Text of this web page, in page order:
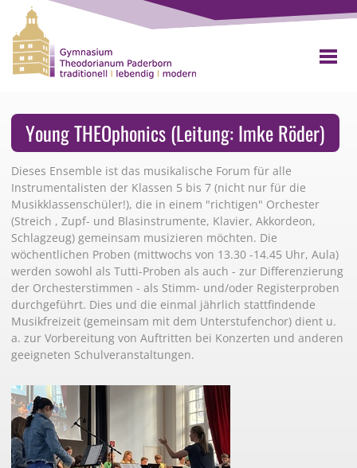
Young THEOphonics (Leitung: Imke Röder)
Dieses Ensemble ist das musikalische Forum für alle
Instrumentalisten der Klassen 5 bis 7 (nicht nur für die
Musikklassenschüler!), die in einem "richtigen" Orchester
(Streich , Zupf- und Blasinstrumente, Klavier, Akkordeon,
Schlagzeug) gemeinsam musizieren möchten. Die
wöchentlichen Proben (mittwochs von 13.30 -14.45 Uhr, Aula)
werden sowohl als Tutti-Proben als auch - zur Differenzierung
der Orchesterstimmen - als Stimm- und/oder Registerproben
durchgeführt. Dies und die einmal jährlich stattfindende
Musikfreizeit (gemeinsam mit dem Unterstufenchor) dient u.
a. zur Vorbereitung von Auftritten bei Konzerten und anderen
geeigneten Schulveranstaltungen.